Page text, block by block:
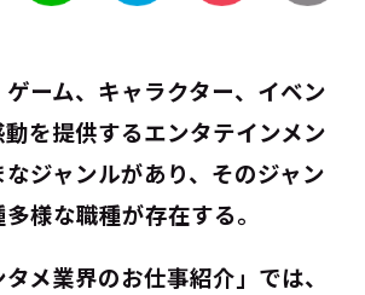
ーム、キャラクター、イベン
動を提供するエンタテインメン
なジャンルがあり、そのジャン
様な職種が存在する。
メ業界のお仕事紹介」では、